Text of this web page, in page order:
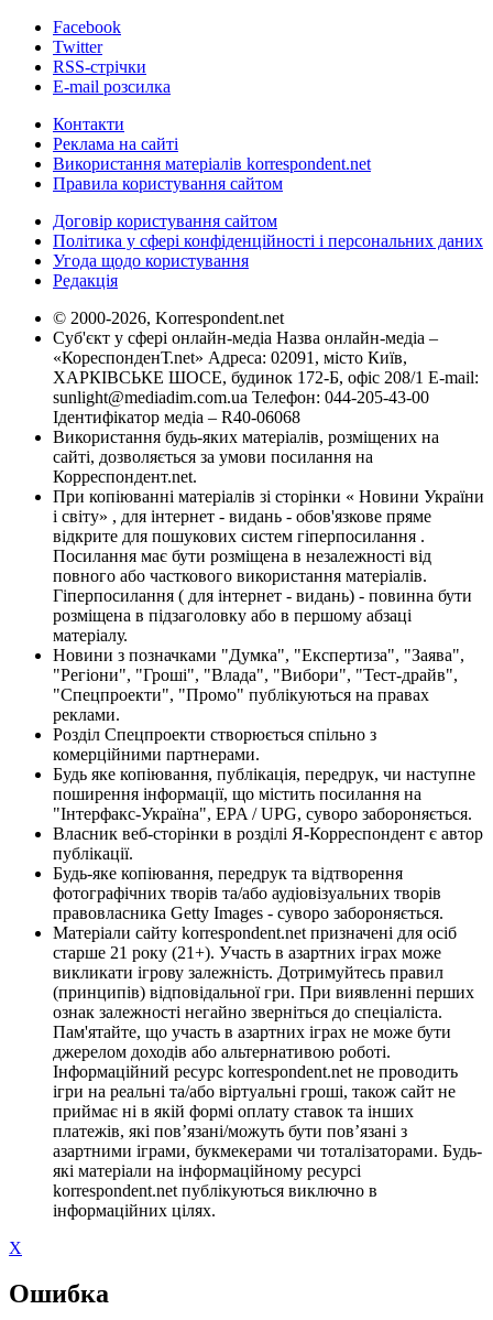
Facebook
Twitter
RSS-стрічки
E-mail розсилка
Контакти
Реклама на сайті
Використання матеріалів korrespondent.net
Правила користування сайтом
Договір користування сайтом
Політика у сфері конфіденційності і персональних даних
Угода щодо користування
Редакція
© 2000-2026, Korrespondent.net
Суб'єкт у сфері онлайн-медіа Назва онлайн-медіа –
«КореспонденТ.net» Адреса: 02091, місто Київ,
ХАРКІВСЬКЕ ШОСЕ, будинок 172-Б, офіс 208/1 E-mail:
sunlight@mediadim.com.ua Телефон: 044-205-43-00
Ідентифікатор медіа – R40-06068
Використання будь-яких матеріалів, розміщених на
сайті, дозволяється за умови посилання на
Корреспондент.net.
При копіюванні матеріалів зі сторінки « Новини України
і світу» , для інтернет - видань - обов'язкове пряме
відкрите для пошукових систем гіперпосилання .
Посилання має бути розміщена в незалежності від
повного або часткового використання матеріалів.
Гіперпосилання ( для інтернет - видань) - повинна бути
розміщена в підзаголовку або в першому абзаці
матеріалу.
Новини з позначками "Думка", "Експертиза", "Заява",
"Регіони", "Гроші", "Влада", "Вибори", "Тест-драйв",
"Спецпроекти", "Промо" публікуються на правах
реклами.
Розділ Спецпроекти створюється спільно з
комерційними партнерами.
Будь яке копіювання, публікація, передрук, чи наступне
поширення інформації, що містить посилання на
"Інтерфакс-Україна", EPA / UPG, суворо забороняється.
Власник веб-сторінки в розділі Я-Корреспондент є автор
публікації.
Будь-яке копіювання, передрук та відтворення
фотографічних творів та/або аудіовізуальних творів
правовласника Getty Images - суворо забороняється.
Матеріали сайту korrespondent.net призначені для осіб
старше 21 року (21+). Участь в азартних іграх може
викликати ігрову залежність. Дотримуйтесь правил
(принципів) відповідальної гри. При виявленні перших
ознак залежності негайно зверніться до спеціаліста.
Пам'ятайте, що участь в азартних іграх не може бути
джерелом доходів або альтернативою роботі.
Інформаційний ресурс korrespondent.net не проводить
ігри на реальні та/або віртуальні гроші, також сайт не
приймає ні в якій формі оплату ставок та інших
платежів, які пов’язані/можуть бути пов’язані з
азартними іграми, букмекерами чи тоталізаторами. Будь-
які матеріали на інформаційному ресурсі
korrespondent.net публікуються виключно в
інформаційних цілях.
X
Ошибка